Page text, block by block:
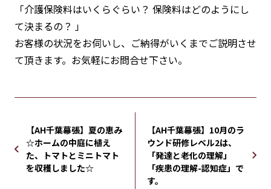
「介護保険料はいくらぐらい？ 保険料はどのようにし
て決まるの？ 」
お客様の状況をお伺いし、ご納得がいくまでご説明させ
て頂きます。お気軽にお問合せ下さい。
【AH千葉幕張】夏の恵み
☆ホームの中庭に植え
た、トマトとミニトマト
を収穫しました☆
【AH千葉幕張】10月のラ
ウンド研修レベル2は、
「発達と老化の理解」
「疾患の理解-認知症」で
す。